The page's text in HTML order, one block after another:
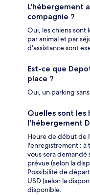
L'hébergement
compagnie ?
Oui, les chiens sont
par animal et par
d'assistance sont
Est-ce que
place ?
Oui, un parking
Quelles sont
l'hébergement
Heure de début de
l'enregistrement : à
vous sera demandé
prévue (selon la
Possibilité de
USD (selon la
disponible.